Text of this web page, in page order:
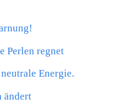
Perlen regnet
Energie.
ändert